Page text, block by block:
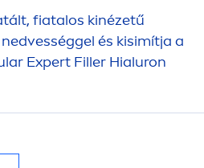
fiatalos kinézetű
és kisimítja a
Expert Filler Hialuron